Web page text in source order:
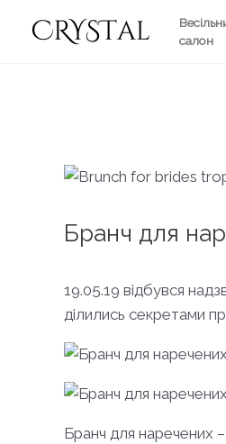
салон
Бранч для
19.05.19 відбувся
ділились секретами
Бранч для наречених